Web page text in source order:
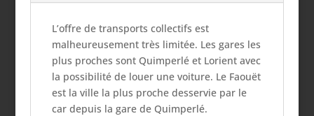
L’offre de transports collectifs est
malheureusement très limitée. Les gares les
plus proches sont Quimperlé et Lorient avec
la possibilité de louer une voiture. Le Faouët
est la ville la plus proche desservie par le
car depuis la gare de Quimperlé.